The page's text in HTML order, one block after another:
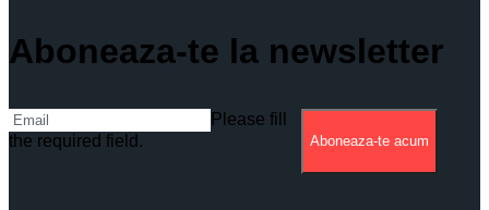
Aboneaza-te la newsletter
Please fill
the required field.
Aboneaza-te acum